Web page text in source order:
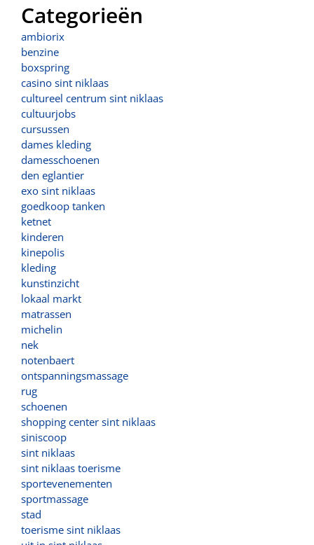
Categorieën
ambiorix
benzine
boxspring
casino sint niklaas
cultureel centrum sint niklaas
cultuurjobs
cursussen
dames kleding
damesschoenen
den eglantier
exo sint niklaas
goedkoop tanken
ketnet
kinderen
kinepolis
kleding
kunstinzicht
lokaal markt
matrassen
michelin
nek
notenbaert
ontspanningsmassage
rug
schoenen
shopping center sint niklaas
siniscoop
sint niklaas
sint niklaas toerisme
sportevenementen
sportmassage
stad
toerisme sint niklaas